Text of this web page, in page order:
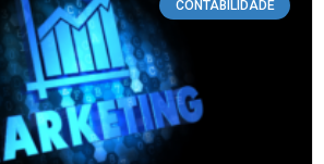
CONTABILIDADE